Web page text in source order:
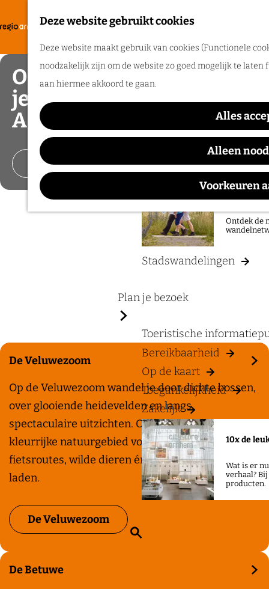
Deze website gebruikt cookies
Deze website maakt gebruik van cookies (Functionele
noodzakelijk zijn om de website zo goed mogelijk te
aan hiermee akkoord te gaan.
Alles
Alleen
Voorkeuren
a
h
F
a
v
o
r
e
e
M
e
n
u
een
Routes
Wandelen
Routeplanner
Ontdek de
Stadswandelingen
Plan je bezoek
Toeristische
Bereikbaarheid
Op de kaart
Toegankelijkheid
Zakelijk
10x de
Wat is er
verhaal?
producten.
Ontdek, beleef en voel
je vrij in de regio
Arnhem
Vier de zomer!
De Veluwezoom
D
e
V
e
l
u
e
z
o
o
Op de Veluwezoom wandel je door dichte bossen,
over glooiende heidevelden en langs
spectaculaire uitzichten. Ontdek dit ruige en
kleurrijke natuurgebied vol wandelpaden,
fietsroutes, wilde dieren én volop ruimte om op te
laden.
De Veluwezoom
De Betuwe